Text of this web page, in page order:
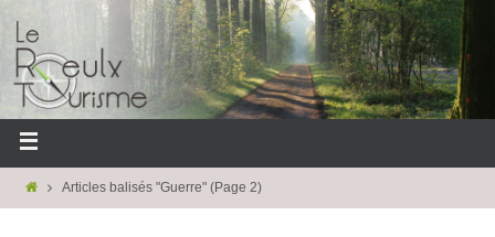
Articles balisés "Guerre"(Page 2)